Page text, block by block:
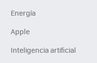
Energía
Apple
Inteligencia artificial